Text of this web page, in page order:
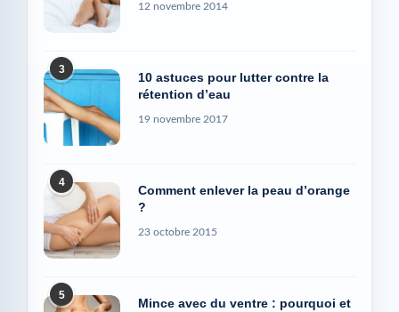
12 novembre 2014
3
10 astuces pour lutter contre la
rétention d’eau
19 novembre 2017
4
Comment enlever la peau d’orange
?
23 octobre 2015
5
Mince avec du ventre : pourquoi et